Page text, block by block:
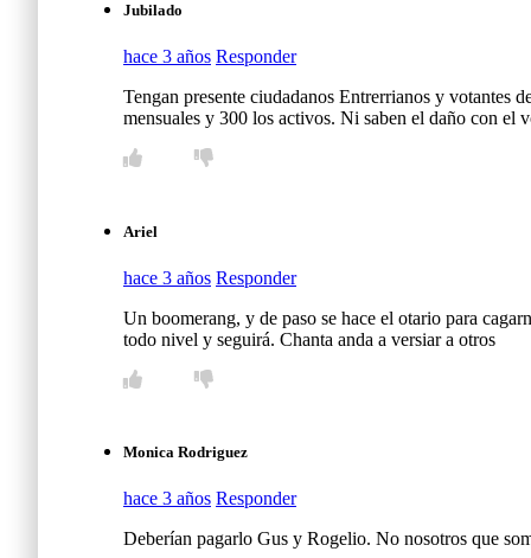
Jubilado
hace 3 años Responder
Tengan presente ciudadanos Entrerrianos y votantes
mensuales y 300 los activos. Ni saben el daño con
Ariel
hace 3 años Responder
Un boomerang, y de paso se hace el otario para
todo nivel y seguirá. Chanta anda a versiar a otros
Monica Rodriguez
hace 3 años Responder
Deberían pagarlo Gus y Rogelio. No nosotros que